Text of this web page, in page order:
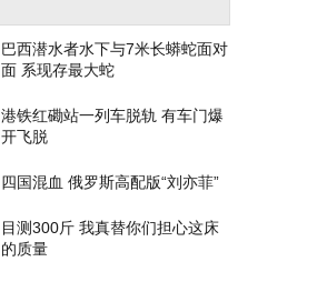
巴西潜水者水下与7米长蟒蛇面对
面 系现存最大蛇
港铁红磡站一列车脱轨 有车门爆
开飞脱
四国混血 俄罗斯高配版“刘亦菲”
目测300斤 我真替你们担心这床
的质量